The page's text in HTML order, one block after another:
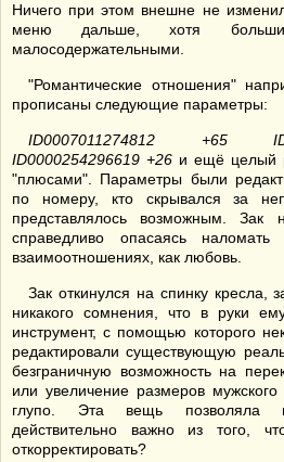
Ничего при этом внешне не
меню дальше, хотя
малосодержательными.
"Романтические отношения"
прописаны следующие параметры:
ID0007011274812 +65
ID0000254296619 +26 и ещё целый
"плюсами". Параметры были
по номеру, кто скрывался за
представлялось возможным. Зак
справедливо опасаясь
взаимоотношениях, как любовь.
Зак откинулся на спинку
никакого сомнения, что в руки
инструмент, с помощью которого
редактировали существующую
безграничную возможность на
или увеличение размеров
глупо. Эта вещь позволяла
действительно важно из того,
откорректировать?